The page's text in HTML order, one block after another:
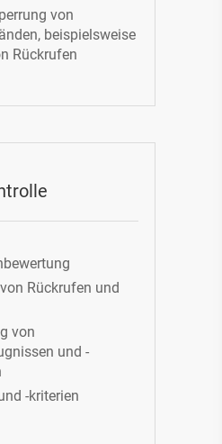
von
beispielsweise
Rückrufen
Rückrufen und
von
und -
-kriterien